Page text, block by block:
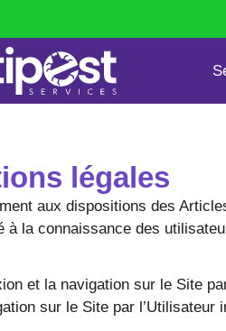
Punaises de lit
légales
aux dispositions des
à la connaissance des
et la navigation sur le Site
sur le Site par